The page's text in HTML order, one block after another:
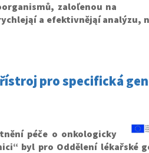
zaloľenou na
a efektivnějąí analýzu,
pro specifická
péče o onkologicky
byl pro Oddělení lékařské